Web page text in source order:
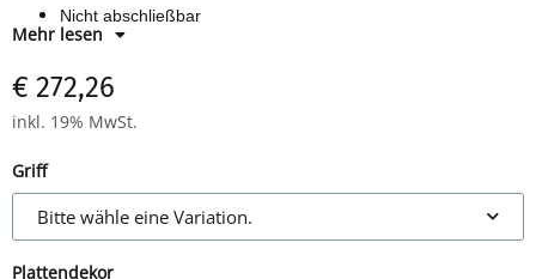
Nicht abschließbar
Maße: H 590 x B 428 x T 580 mm
Mehr lesen
€ 272,26
inkl. 19% MwSt.
Griff
Bitte wähle eine Variation.
Plattendekor